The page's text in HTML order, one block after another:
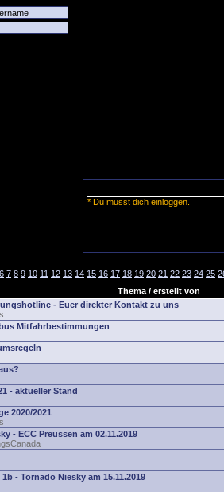
* Du musst dich einloggen.
6 7 8 9 10 11 12 13 14 15 16 17 18 19 20 21 22 23 24 25
Thema / erstellt von
- Euer direkter Kontakt zu uns
Mitfahrbestimmungen
- aktueller Stand
2020/2021
- ECC Preussen am 02.11.2019
- Tornado Niesky am 15.11.2019